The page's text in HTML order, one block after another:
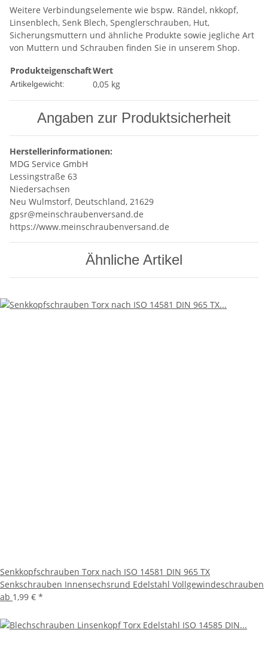
Weitere Verbindungselemente wie bspw. Rändel, nkkopf,
Linsenblech, Senk Blech, Spenglerschrauben, Hut,
Sicherungsmuttern und ähnliche Produkte sowie jegliche Art
von Muttern und Schrauben finden Sie in unserem Shop.
ProdukteigenschaftWert
Artikelgewicht: 0,05 kg
Angaben zur Produktsicherheit
Herstellerinformationen:
MDG Service GmbH
Lessingstraße 63
Niedersachsen
Neu Wulmstorf, Deutschland, 21629
gpsr@meinschraubenversand.de
https://www.meinschraubenversand.de
Ähnliche Artikel
Senkkopfschrauben Torx nach ISO 14581 DIN 965 TX
Senkschrauben Innensechsrund Edelstahl Vollgewindeschrauben
ab 1,99 € *